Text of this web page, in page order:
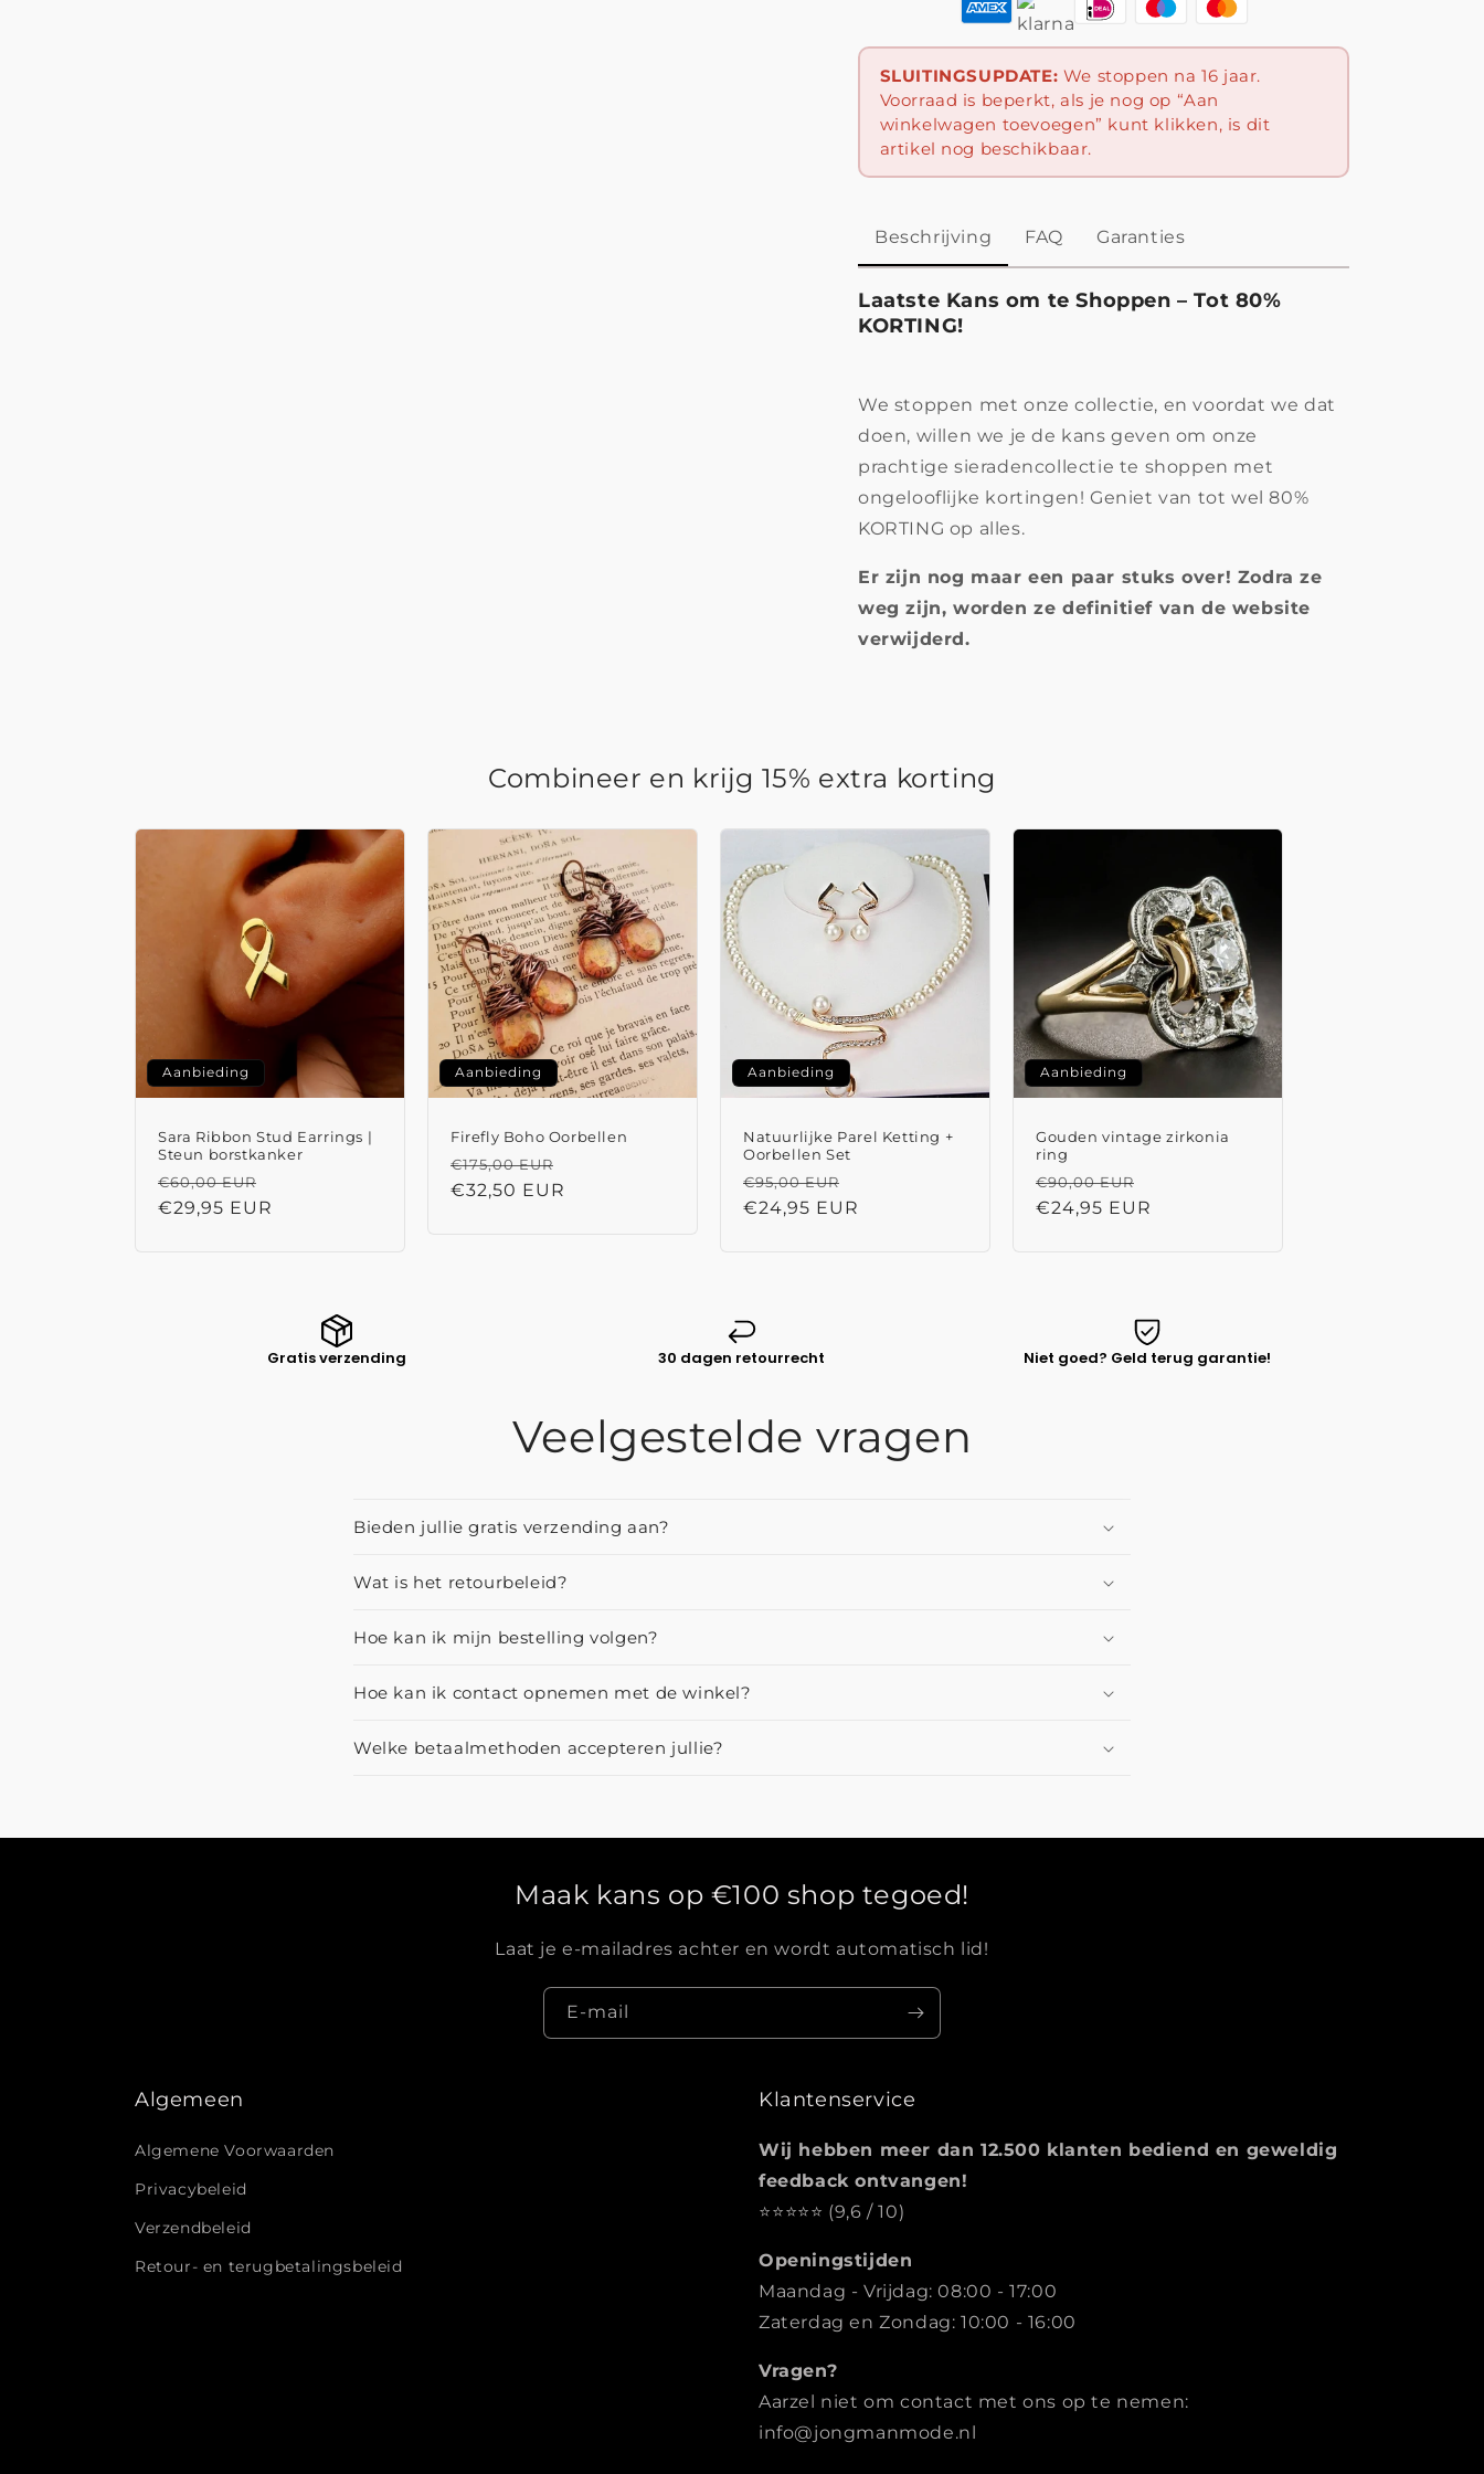
SLUITINGSUPDATE: We stoppen na 16 jaar.
Voorraad is beperkt, als je nog op “Aan
winkelwagen toevoegen” kunt klikken, is dit
artikel nog beschikbaar.
Beschrijving FAQ Garanties
Laatste Kans om te Shoppen – Tot 80%
KORTING!
We stoppen met onze collectie, en voordat we dat
doen, willen we je de kans geven om onze
prachtige sieradencollectie te shoppen met
ongelooflijke kortingen! Geniet van tot wel 80%
KORTING op alles.
Er zijn nog maar een paar stuks over! Zodra ze
weg zijn, worden ze definitief van de website
verwijderd.
Combineer en krijg 15% extra korting
Aanbieding
Sara Ribbon Stud Earrings |
Steun borstkanker
Normale
prijs
€60,00 EUR
€29,95 EUR
Aanbieding
Firefly Boho Oorbellen
Normale
prijs
€175,00 EUR
€32,50 EUR
Aanbieding
Natuurlijke Parel Ketting +
Oorbellen Set
Normale
prijs
€95,00 EUR
€24,95 EUR
Aanbieding
Gouden vintage zirkonia
ring
Normale
prijs
€90,00 EUR
€24,95 EUR
Gratis verzending 30 dagen retourrecht Niet goed? Geld terug garantie!
Veelgestelde vragen
Bieden jullie gratis verzending aan?
Wat is het retourbeleid?
Hoe kan ik mijn bestelling volgen?
Hoe kan ik contact opnemen met de winkel?
Welke betaalmethoden accepteren jullie?
Maak kans op €100 shop tegoed!
Laat je e-mailadres achter en wordt automatisch lid!
E‑mail
Algemeen
Algemene Voorwaarden
Privacybeleid
Verzendbeleid
Retour- en terugbetalingsbeleid
Klantenservice
Wij hebben meer dan 12.500 klanten bediend en geweldig
feedback ontvangen!
⭐️️️️️️️️️️️️️️️⭐️⭐️⭐️⭐️ (9,6 / 10)
Openingstijden
Maandag - Vrijdag: 08:00 - 17:00
Zaterdag en Zondag: 10:00 - 16:00
Vragen?
Aarzel niet om contact met ons op te nemen:
info@jongmanmode.nl